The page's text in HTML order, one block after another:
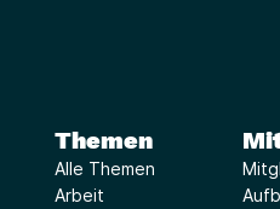
Themen
Alle Themen
Arbeit